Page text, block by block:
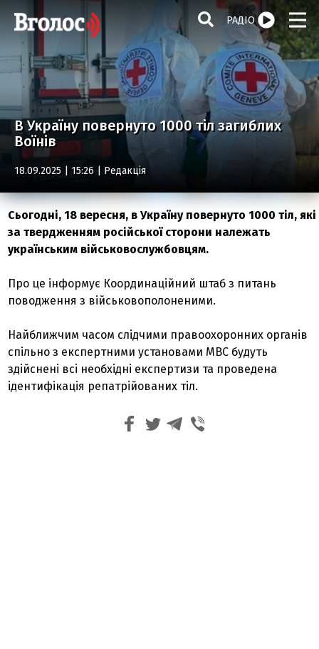
РАДІО
В Україну повернуто 1000 тіл загиблих
Воїнів
18.09.2025 | 15:26 | Редакція
Сьогодні, 18 вересня, в Україну повернуто 1000 тіл, які
за твердженням російської сторони належать
українським військовослужбовцям.
Про це інформує Координаційний штаб з питань
поводження з військовополоненими.
Найближчим часом слідчими правоохоронних органів
спільно з експертними установами МВС будуть
здійснені всі необхідні експертизи та проведена
ідентифікація репатрійованих тіл.